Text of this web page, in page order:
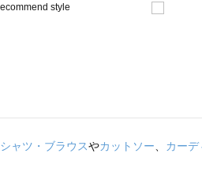
シャツ・ブラウスやカットソー カーデ